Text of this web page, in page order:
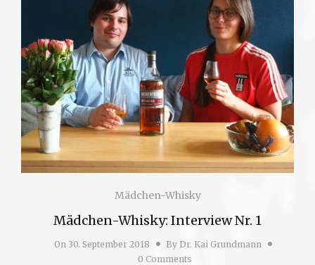
Mädchen-Whisky
Mädchen-Whisky: Interview Nr. 1
On 30. September 2018 By Dr. Kai Grundmann
0 Comments